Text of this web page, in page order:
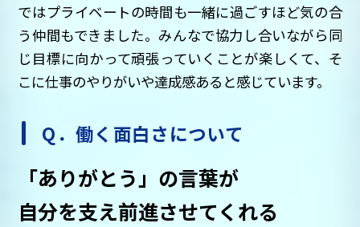
ではプライベートの時間も一緒に過ごすほど気の合
う仲間もできました。みんなで協力し合いながら同
じ目標に向かって頑張っていくことが楽しくて、そ
こに仕事のやりがいや達成感あると感じています。
Q．働く面白さについて
「ありがとう」の言葉が
自分を支え前進させてくれる